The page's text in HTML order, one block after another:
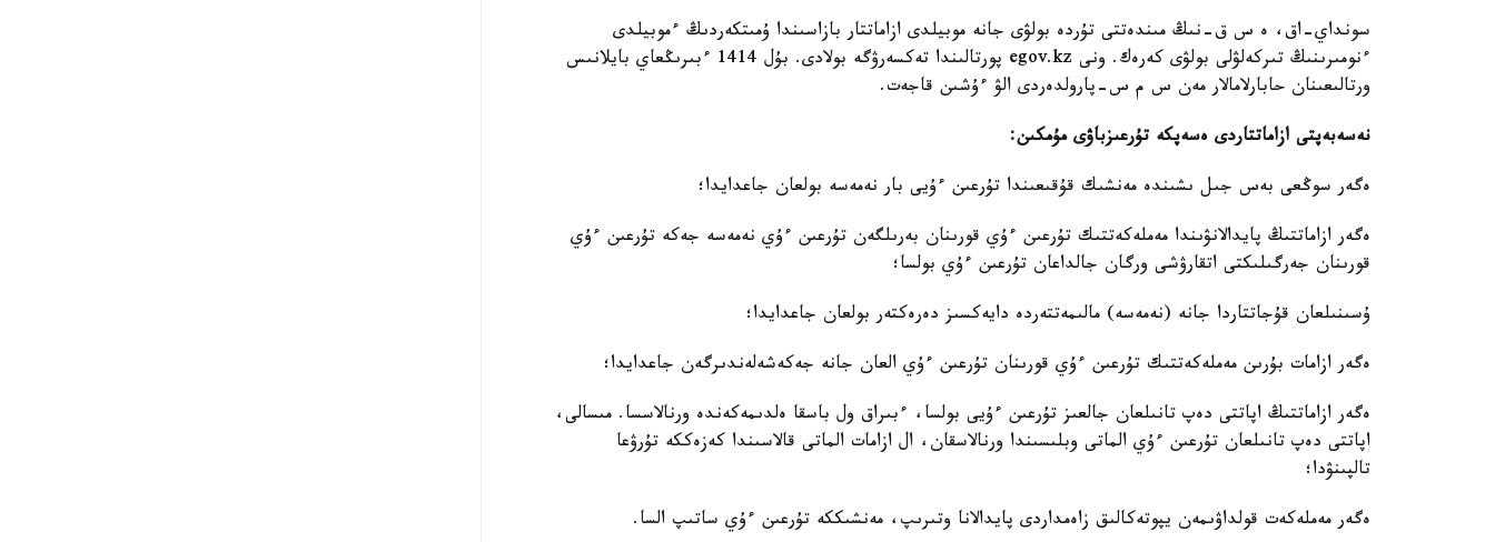
سونداي-اق، ە س ق-نىڭ مىندەتتى تۇردە بولۋى جانە موبيلدى ازاماتتار بازاسىندا ۇمىتكەردىڭ ءموبيلدى
ءنومىرىنىڭ تىركەلۋلى بولۋى كەرەك. ونى egov.kz پورتالىندا تەكسەرۋگە بولادى. بۇل 1414 ءبىرىڭعاي بايلانىس
ورتالىعىنان حابارلامالار مەن س م س-پارولدەردى الۋ ءۇشىن قاجەت.
نەسەبەپتى ازاماتتاردى ەسەپكە تۇرعىزباۋى مۇمكىن:
ەگەر سوڭعى بەس جىل ىشىندە مەنشىك قۇقىعىندا تۇرعىن ءۇيى بار نەمەسە بولعان جاعدايدا؛
ەگەر ازاماتتىڭ پايدالانۋىندا مەملەكەتتىك تۇرعىن ءۇي قورىنان بەرىلگەن تۇرعىن ءۇي نەمەسە جەكە تۇرعىن ءۇي
قورىنان جەرگىلىكتى اتقارۋشى ورگان جالداعان تۇرعىن ءۇي بولسا؛
ۇسىنىلعان قۇجاتتاردا جانە (نەمەسە) مالىمەتتەردە دايەكسىز دەرەكتەر بولعان جاعدايدا؛
ەگەر ازامات بۇرىن مەملەكەتتىك تۇرعىن ءۇي قورىنان تۇرعىن ءۇي العان جانە جەكەشەلەندىرگەن جاعدايدا؛
ەگەر ازاماتتىڭ اپاتتى دەپ تانىلعان جالعىز تۇرعىن ءۇيى بولسا، ءبىراق ول باسقا ەلدىمەكەندە ورنالاسسا. مىسالى،
اپاتتى دەپ تانىلعان تۇرعىن ءۇي الماتى وبلىسىندا ورنالاسقان، ال ازامات الماتى قالاسىندا كەزەككە تۇرۋعا
تالپىنۋدا؛
ەگەر مەملەكەت قولداۋىمەن يپوتەكالىق زاەمداردى پايدالانا وتىرىپ، مەنشىككە تۇرعىن ءۇي ساتىپ السا.